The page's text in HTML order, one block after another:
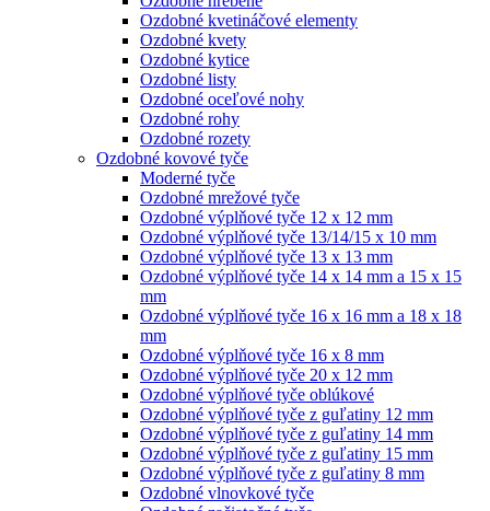
Ozdobné kvetináčové elementy
Ozdobné kvety
Ozdobné kytice
Ozdobné listy
Ozdobné oceľové nohy
Ozdobné rohy
Ozdobné rozety
Ozdobné kovové tyče
Moderné tyče
Ozdobné mrežové tyče
Ozdobné výplňové tyče 12 x 12 mm
Ozdobné výplňové tyče 13/14/15 x 10 mm
Ozdobné výplňové tyče 13 x 13 mm
Ozdobné výplňové tyče 14 x 14 mm a 15 x 15
mm
Ozdobné výplňové tyče 16 x 16 mm a 18 x 18
mm
Ozdobné výplňové tyče 16 x 8 mm
Ozdobné výplňové tyče 20 x 12 mm
Ozdobné výplňové tyče oblúkové
Ozdobné výplňové tyče z guľatiny 12 mm
Ozdobné výplňové tyče z guľatiny 14 mm
Ozdobné výplňové tyče z guľatiny 15 mm
Ozdobné výplňové tyče z guľatiny 8 mm
Ozdobné vlnovkové tyče